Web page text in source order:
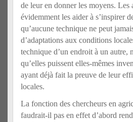
de leur en donner les moyens.
évidemment les aider à s’inspirer
qu’aucune technique ne peut
d’adaptations aux conditions
technique d’un endroit à un autre,
qu’elles puissent elles-mêmes
ayant déjà fait la preuve de leur
locales.
La fonction des chercheurs en
faudrait-il pas en effet d’abord